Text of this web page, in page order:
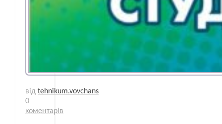
від tehnikum.vovchans
0
коментарів